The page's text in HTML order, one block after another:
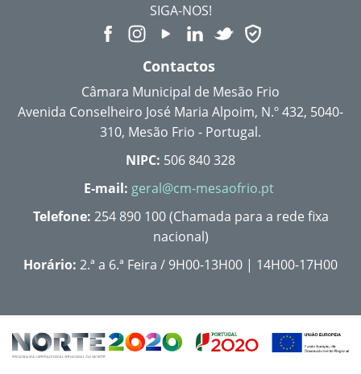
SIGA-NOS!
Contactos
Câmara Municipal de Mesão Frio
Avenida Conselheiro José Maria Alpoim, N.º 432, 5040-
310, Mesão Frio - Portugal.
NIPC: 506 840 328
E-mail: geral@cm-mesaofrio.pt
Telefone: 254 890 100 (Chamada para a rede fixa
nacional)
Horário: 2.ª a 6.ª Feira / 9H00-13H00 | 14H00-17H00